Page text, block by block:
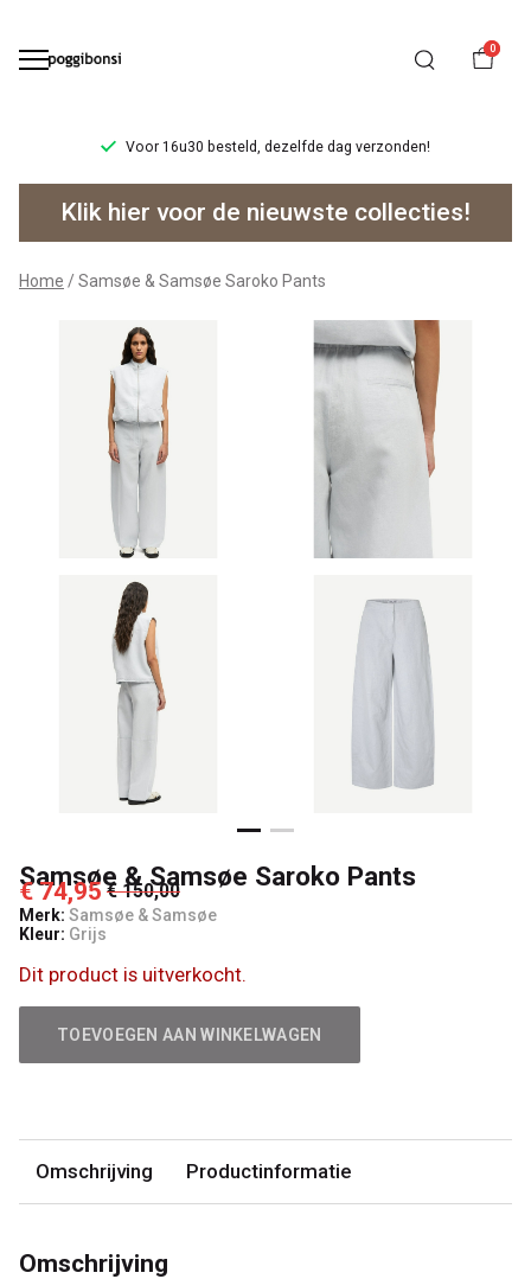
0
Ruilen/retourneren binnen 14 dagen.
Samsøe
&
Samsøe
Saroko
Pants
Poggibonsi
Klik hier voor de nieuwste collecties!
Home Samsøe & Samsøe Saroko Pants
Samsøe & Samsøe Saroko Pants
€ 74,95 € 150,00
Merk: Samsøe & Samsøe
Kleur: Grijs
Dit product is uitverkocht.
TOEVOEGEN AAN WINKELWAGEN
Omschrijving Productinformatie
Omschrijving